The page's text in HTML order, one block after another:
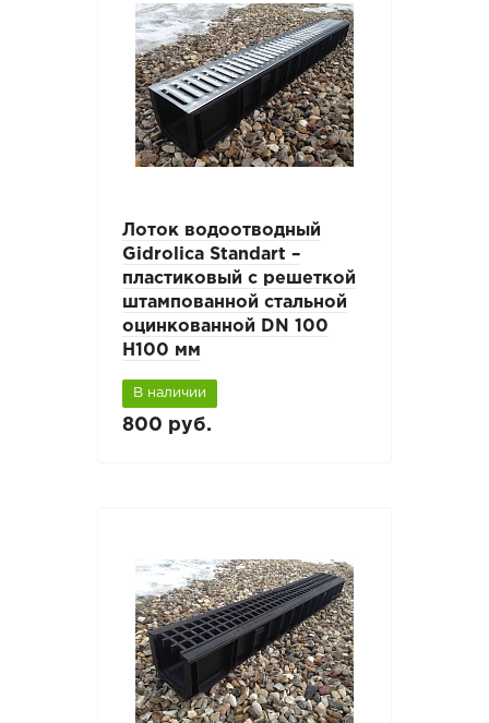
Лоток водоотводный
Gidrolica Standart –
пластиковый с решеткой
штампованной стальной
оцинкованной DN 100
H100 мм
В наличии
800 руб.